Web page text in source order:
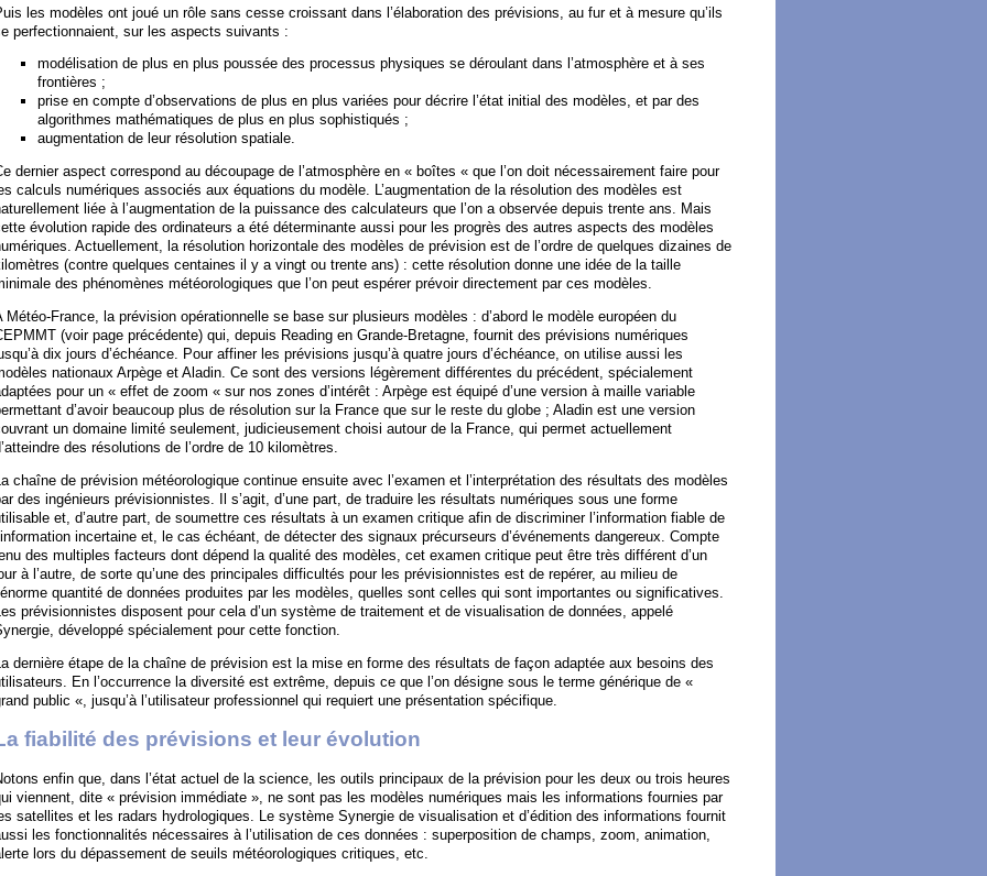
les modèles ont joué un rôle sans cesse croissant dans l’élaboration des prévisions, au fur et à mesure qu’ils
perfectionnaient, sur les aspects suivants :
modélisation de plus en plus poussée des processus physiques se déroulant dans l’atmosphère et à ses
frontières ;
prise en compte d’observations de plus en plus variées pour décrire l’état initial des modèles, et par des
algorithmes mathématiques de plus en plus sophistiqués ;
augmentation de leur résolution spatiale.
dernier aspect correspond au découpage de l’atmosphère en « boîtes « que l’on doit nécessairement faire pour
calculs numériques associés aux équations du modèle. L’augmentation de la résolution des modèles est
liée à l’augmentation de la puissance des calculateurs que l’on a observée depuis trente ans. Mais
évolution rapide des ordinateurs a été déterminante aussi pour les progrès des autres aspects des modèles
Actuellement, la résolution horizontale des modèles de prévision est de l’ordre de quelques dizaines de
(contre quelques centaines il y a vingt ou trente ans) : cette résolution donne une idée de la taille
des phénomènes météorologiques que l’on peut espérer prévoir directement par ces modèles.
Météo-France, la prévision opérationnelle se base sur plusieurs modèles : d’abord le modèle européen du
(voir page précédente) qui, depuis Reading en Grande-Bretagne, fournit des prévisions numériques
dix jours d’échéance. Pour affiner les prévisions jusqu’à quatre jours d’échéance, on utilise aussi les
nationaux Arpège et Aladin. Ce sont des versions légèrement différentes du précédent, spécialement
pour un « effet de zoom « sur nos zones d’intérêt : Arpège est équipé d’une version à maille variable
d’avoir beaucoup plus de résolution sur la France que sur le reste du globe ; Aladin est une version
un domaine limité seulement, judicieusement choisi autour de la France, qui permet actuellement
des résolutions de l’ordre de 10 kilomètres.
La chaîne de prévision météorologique continue ensuite avec l’examen et l’interprétation des résultats des modèles
des ingénieurs prévisionnistes. Il s’agit, d’une part, de traduire les résultats numériques sous une forme
et, d’autre part, de soumettre ces résultats à un examen critique afin de discriminer l’information fiable de
incertaine et, le cas échéant, de détecter des signaux précurseurs d’événements dangereux. Compte
des multiples facteurs dont dépend la qualité des modèles, cet examen critique peut être très différent d’un
à l’autre, de sorte qu’une des principales difficultés pour les prévisionnistes est de repérer, au milieu de
quantité de données produites par les modèles, quelles sont celles qui sont importantes ou significatives.
Les prévisionnistes disposent pour cela d’un système de traitement et de visualisation de données, appelé
développé spécialement pour cette fonction.
dernière étape de la chaîne de prévision est la mise en forme des résultats de façon adaptée aux besoins des
En l’occurrence la diversité est extrême, depuis ce que l’on désigne sous le terme générique de «
public «, jusqu’à l’utilisateur professionnel qui requiert une présentation spécifique.
fiabilité des prévisions et leur évolution
enfin que, dans l’état actuel de la science, les outils principaux de la prévision pour les deux ou trois heures
viennent, dite « prévision immédiate », ne sont pas les modèles numériques mais les informations fournies par
satellites et les radars hydrologiques. Le système Synergie de visualisation et d’édition des informations fournit
les fonctionnalités nécessaires à l’utilisation de ces données : superposition de champs, zoom, animation,
lors du dépassement de seuils météorologiques critiques, etc.